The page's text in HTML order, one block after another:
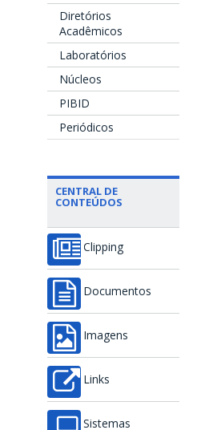
Diretórios
Acadêmicos
Laboratórios
Núcleos
PIBID
Periódicos
CENTRAL DE
CONTEÚDOS
Clipping
Documentos
Imagens
Links
Sistemas